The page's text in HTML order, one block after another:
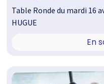
Table Ronde du mardi 16
HUGUE
En